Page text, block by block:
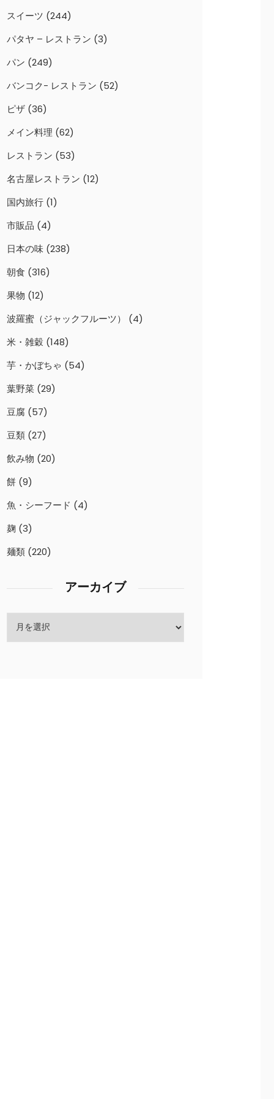
スイーツ (244)
パタヤ – レストラン (3)
パン (249)
バンコク- レストラン (52)
ピザ (36)
メイン料理 (62)
レストラン (53)
名古屋レストラン (12)
国内旅行 (1)
市販品 (4)
日本の味 (238)
朝食 (316)
果物 (12)
波羅蜜（ジャックフルーツ）
(4)
米・雑穀 (148)
芋・かぼちゃ (54)
葉野菜 (29)
豆腐 (57)
豆類 (27)
飲み物 (20)
餅 (9)
魚・シーフード (4)
麹 (3)
麺類 (220)
アーカイブ